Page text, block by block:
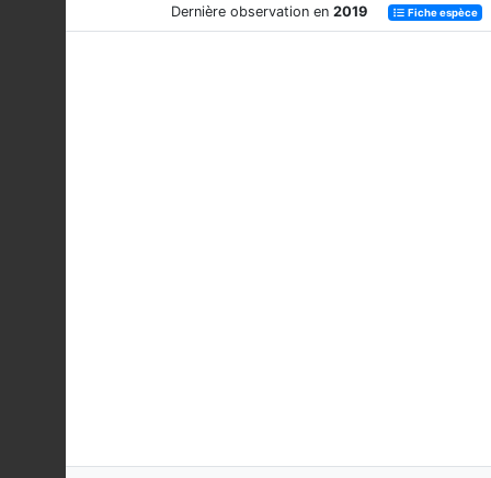
Dernière observation en 2019 Fiche espèce